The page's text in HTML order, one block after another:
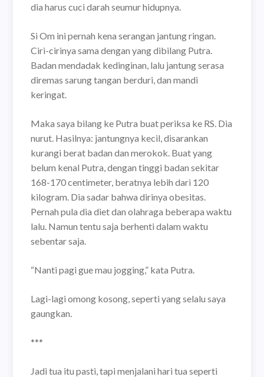
dia harus cuci darah seumur hidupnya.
Si Om ini pernah kena serangan jantung ringan.
Ciri-cirinya sama dengan yang dibilang Putra.
Badan mendadak kedinginan, lalu jantung serasa
diremas sarung tangan berduri, dan mandi
keringat.
Maka saya bilang ke Putra buat periksa ke RS. Dia
nurut. Hasilnya: jantungnya kecil, disarankan
kurangi berat badan dan merokok. Buat yang
belum kenal Putra, dengan tinggi badan sekitar
168-170 centimeter, beratnya lebih dari 120
kilogram. Dia sadar bahwa dirinya obesitas.
Pernah pula dia diet dan olahraga beberapa waktu
lalu. Namun tentu saja berhenti dalam waktu
sebentar saja.
“Nanti pagi gue mau jogging,” kata Putra.
Lagi-lagi omong kosong, seperti yang selalu saya
gaungkan.
***
Jadi tua itu pasti, tapi menjalani hari tua seperti